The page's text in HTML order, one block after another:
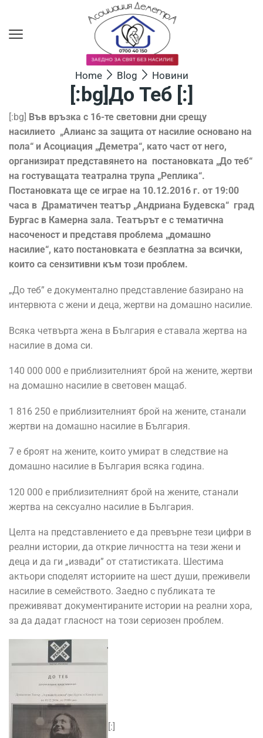
Home Blog Новини
[:bg]До Теб [:]
[:bg]
Във връзка с 16-те световни дни срещу
насилието „Алианс за защита от насилие основано на
пола“ и Асоциация „Деметра“, като част от него,
организират представянето на постановката „До теб“
на гостуващата театрална трупа „Реплика“.
Постановката ще се играе на 10.12.2016 г. от 19:00
часа в Драматичен театър „Андриана Будевска“ град
Бургас в Камерна зала. Театърът е с тематична
насоченост и представя проблема „домашно
насилие“, като постановката е безплатна за всички,
които са сензитивни към този проблем.
„До теб” е документално представление базирано на
интервюта с жени и деца, жертви на домашно насилие.
Всяка четвърта жена в България е ставала жертва на
насилие в дома си.
140 000 000 е приблизителният брой на жените, жертви
на домашно насилие в световен мащаб.
1 816 250 е приблизителният брой на жените, станали
жертви на домашно насилие в България.
7 е броят на жените, които умират в следствие на
домашно насилие в България всяка година.
120 000 е приблизителният брой на жените, станали
жертва на сексуално насилие в България.
Целта на представлението е да превърне тези цифри в
реални истории, да открие личността на тези жени и
деца и да ги „извади” от статистиката. Шестима
актьори споделят историите на шест души, преживели
насилие в семейството. Заедно с публиката те
преживяват документираните истории на реални хора,
за да дадат гласност на този сериозен проблем.
[:]